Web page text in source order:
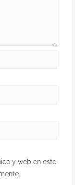
y web en este